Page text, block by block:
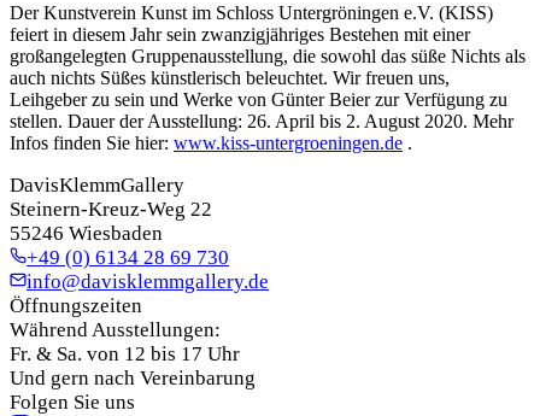
Der Kunstverein Kunst im Schloss Untergröningen e.V. (KISS)
feiert in diesem Jahr sein zwanzigjähriges Bestehen mit einer
großangelegten Gruppenausstellung, die sowohl das süße Nichts als
auch nichts Süßes künstlerisch beleuchtet. Wir freuen uns,
Leihgeber zu sein und Werke von Günter Beier zur Verfügung zu
stellen. Dauer der Ausstellung: 26. April bis 2. August 2020. Mehr
Infos finden Sie hier: www.kiss-untergroeningen.de .
DavisKlemmGallery
Steinern-Kreuz-Weg 22
55246 Wiesbaden
+49 (0) 6134 28 69 730
info@davisklemmgallery.de
Öffnungszeiten
Während Ausstellungen:
Fr. & Sa. von 12 bis 17 Uhr
Und gern nach Vereinbarung
Folgen Sie uns